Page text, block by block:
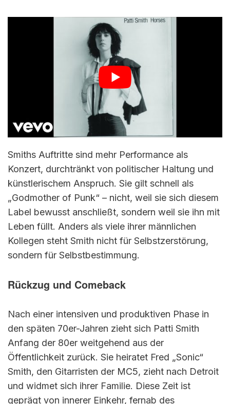
Smiths Auftritte sind mehr Performance als
Konzert, durchtränkt von politischer Haltung und
künstlerischem Anspruch. Sie gilt schnell als
„Godmother of Punk“ – nicht, weil sie sich diesem
Label bewusst anschließt, sondern weil sie ihn mit
Leben füllt. Anders als viele ihrer männlichen
Kollegen steht Smith nicht für Selbstzerstörung,
sondern für Selbstbestimmung.
Rückzug und Comeback
Nach einer intensiven und produktiven Phase in
den späten 70er-Jahren zieht sich Patti Smith
Anfang der 80er weitgehend aus der
Öffentlichkeit zurück. Sie heiratet Fred „Sonic“
Smith, den Gitarristen der MC5, zieht nach Detroit
und widmet sich ihrer Familie. Diese Zeit ist
geprägt von innerer Einkehr, fernab des